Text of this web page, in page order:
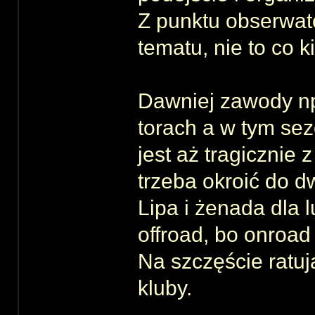
Z punktu
tematu, nie to co
Dawniej zawody
torach a w tym
jest aż tragicznie
trzeba okroić do
Lipa i żenada dla
offroad, bo
Na szczęście
kluby.